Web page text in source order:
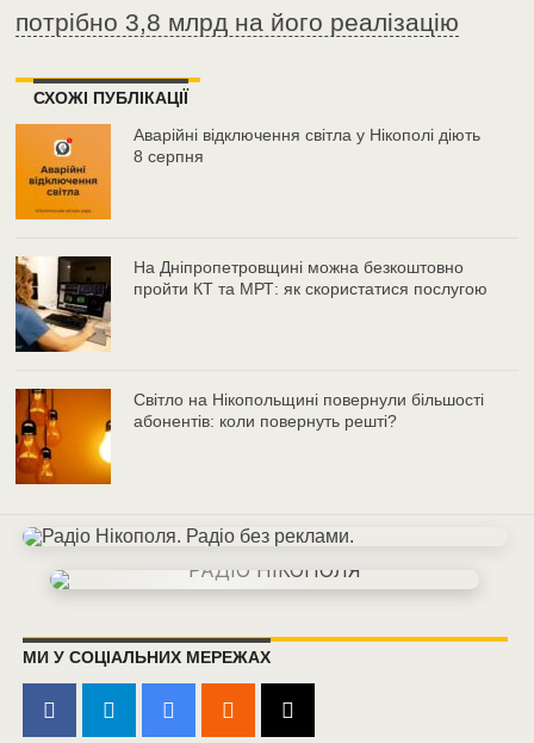
потрібно 3,8 млрд на його реалізацію
СХОЖІ ПУБЛІКАЦІЇ
Аварійні відключення світла у Нікополі діють
8 серпня
На Дніпропетровщині можна безкоштовно
пройти КТ та МРТ: як скористатися послугою
Світло на Нікопольщині повернули більшості
абонентів: коли повернуть решті?
МИ У СОЦІАЛЬНИХ МЕРЕЖАХ